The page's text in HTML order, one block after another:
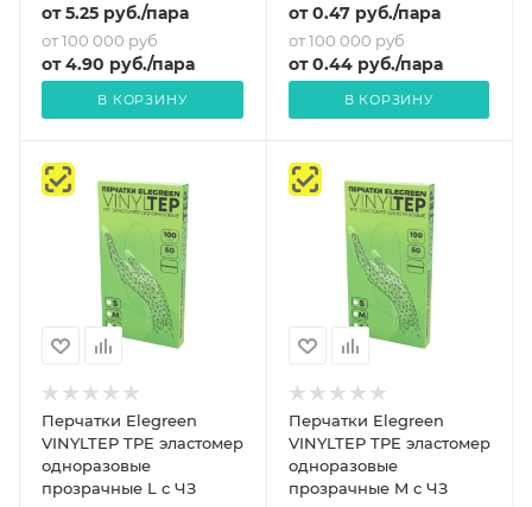
от5.25 руб./пара
от 100 000 руб
от4.90 руб./пара
В КОРЗИНУ
от0.47руб./пара
от 100 000 руб
от0.44руб./пара
В КОРЗИНУ
Перчатки Elegreen
VINYLTEP TPE эластомер
одноразовые
прозрачные L с ЧЗ
Перчатки Elegreen
VINYLTEP TPE эластомер
одноразовые
прозрачные M с ЧЗ